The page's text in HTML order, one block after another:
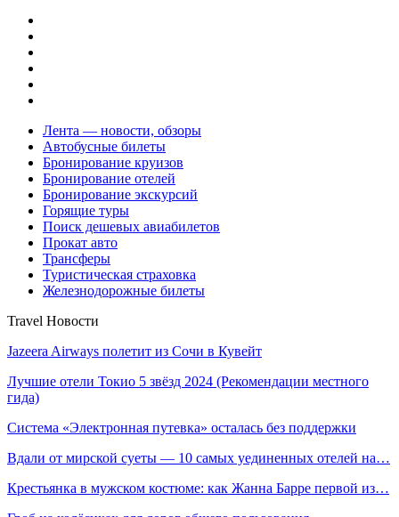
Лента — новости, обзоры
Автобусные билеты
Бронирование круизов
Бронирование отелей
Бронирование экскурсий
Горящие туры
Поиск дешевых авиабилетов
Прокат авто
Трансферы
Туристическая страховка
Железнодорожные билеты
Travel Новости
Jazeera Airways полетит из Сочи в Кувейт
Лучшие отели Токио 5 звёзд 2024 (Рекомендации местного
гида)
Система «Электронная путевка» осталась без поддержки
Вдали от мирской суеты — 10 самых уединенных отелей на…
Крестьянка в мужском костюме: как Жанна Барре первой из…